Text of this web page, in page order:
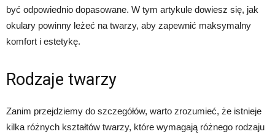
być odpowiednio dopasowane. W tym artykule dowiesz się, jak
okulary powinny leżeć na twarzy, aby zapewnić maksymalny
komfort i estetykę.
Rodzaje twarzy
Zanim przejdziemy do szczegółów, warto zrozumieć, że istnieje
kilka różnych kształtów twarzy, które wymagają różnego rodzaju